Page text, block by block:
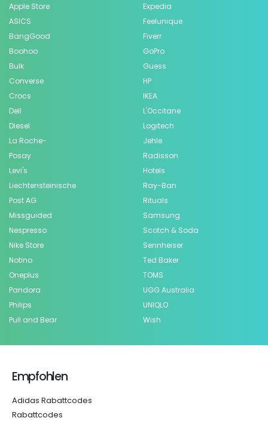
Apple Store
ASICS
BangGood
Boohoo
Bulk
Converse
Crocs
Dell
Diesel
Expedia
Feelunique
Fiverr
GoPro
Guess
HP
IKEA
L'Occitane
Logitech
La Roche-
Posay
Levi's
Liechtensteinische
Post AG
Missguided
Nespresso
Nike Store
Notino
Oneplus
Pandora
Philips
Pull and Bear
Jehle
Radisson
Hotels
Ray-Ban
Rituals
Samsung
Scotch & Soda
Sennheiser
Ted Baker
TOMS
UGG Australia
UNIQLO
Wish
Empfohlen
Adidas Rabattcodes
Rabattcodes